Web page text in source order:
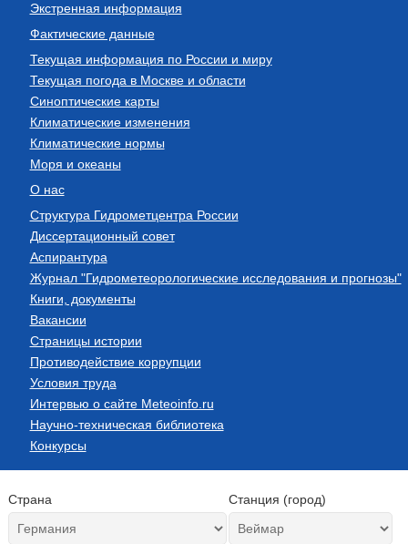
Экстренная информация
Фактические данные
Текущая информация по России и миру
Текущая погода в Москве и области
Синоптические карты
Климатические изменения
Климатические нормы
Моря и океаны
О нас
Структура Гидрометцентра России
Диссертационный совет
Аспирантура
Журнал "Гидрометеорологические исследования и прогнозы"
Книги, документы
Вакансии
Страницы истории
Противодействие коррупции
Условия труда
Интервью о сайте Meteoinfo.ru
Научно-техническая библиотека
Конкурсы
Страна Станция (город)